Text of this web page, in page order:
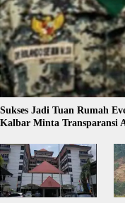
Sukses Jadi Tuan Rumah
Kalbar Minta Transparansi